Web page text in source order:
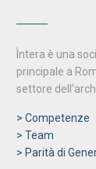
Ìntera è una
principale a
settore
> Competenze
> Team
> Parità di